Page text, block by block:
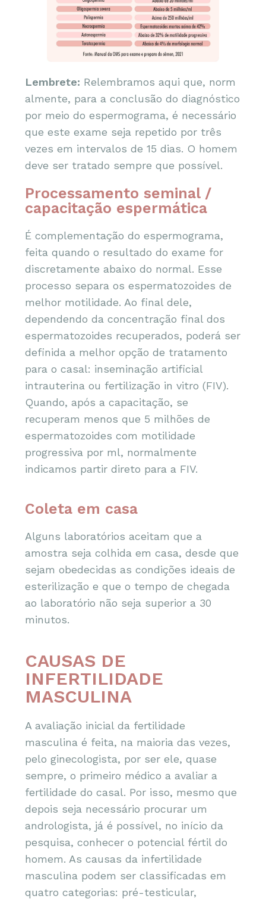
Lembrete: Relembramos aqui que, norm
almente, para a conclusão do diagnóstico
por meio do espermograma, é necessário
que este exame seja repetido por três
vezes em intervalos de 15 dias. O homem
deve ser tratado sempre que possível.
Processamento seminal /
capacitação espermática
É complementação do espermograma,
feita quando o resultado do exame for
discretamente abaixo do normal. Esse
processo separa os espermatozoides de
melhor motilidade. Ao final dele,
dependendo da concentração final dos
espermatozoides recuperados, poderá ser
definida a melhor opção de tratamento
para o casal: inseminação artificial
intrauterina ou fertilização in vitro (FIV).
Quando, após a capacitação, se
recuperam menos que 5 milhões de
espermatozoides com motilidade
progressiva por ml, normalmente
indicamos partir direto para a FIV.
Coleta em casa
Alguns laboratórios aceitam que a
amostra seja colhida em casa, desde que
sejam obedecidas as condições ideais de
esterilização e que o tempo de chegada
ao laboratório não seja superior a 30
minutos.
CAUSAS DE
INFERTILIDADE
MASCULINA
A avaliação inicial da fertilidade
masculina é feita, na maioria das vezes,
pelo ginecologista, por ser ele, quase
sempre, o primeiro médico a avaliar a
fertilidade do casal. Por isso, mesmo que
depois seja necessário procurar um
andrologista, já é possível, no início da
pesquisa, conhecer o potencial fértil do
homem. As causas da infertilidade
masculina podem ser classificadas em
quatro categorias: pré-testicular,